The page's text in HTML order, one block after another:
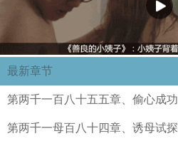
最新章节
第两千一百八十五五章、偷心成功
第两千一母百八十四章、诱母试探